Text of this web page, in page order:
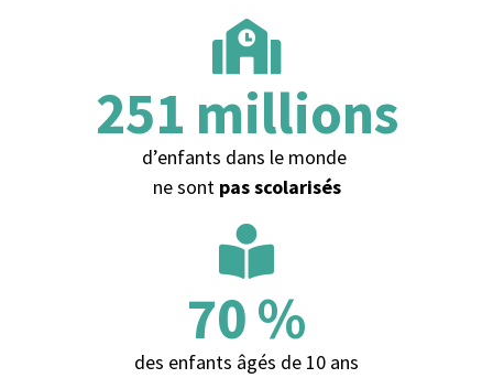
251 millions
d’enfants dans le monde
ne sont pas scolarisés
70 %
des enfants âgés de 10 ans